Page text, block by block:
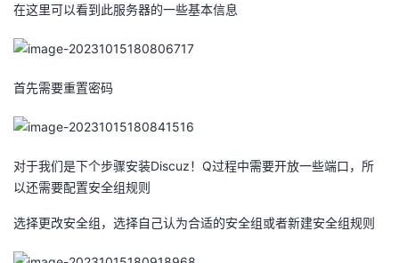
在这里可以看到此服务器的一些基本信息
首先需要重置密码
对于我们是下个步骤安装Discuz！Q过程中需要开放一些端口，所
以还需要配置安全组规则
选择更改安全组，选择自己认为合适的安全组或者新建安全组规则